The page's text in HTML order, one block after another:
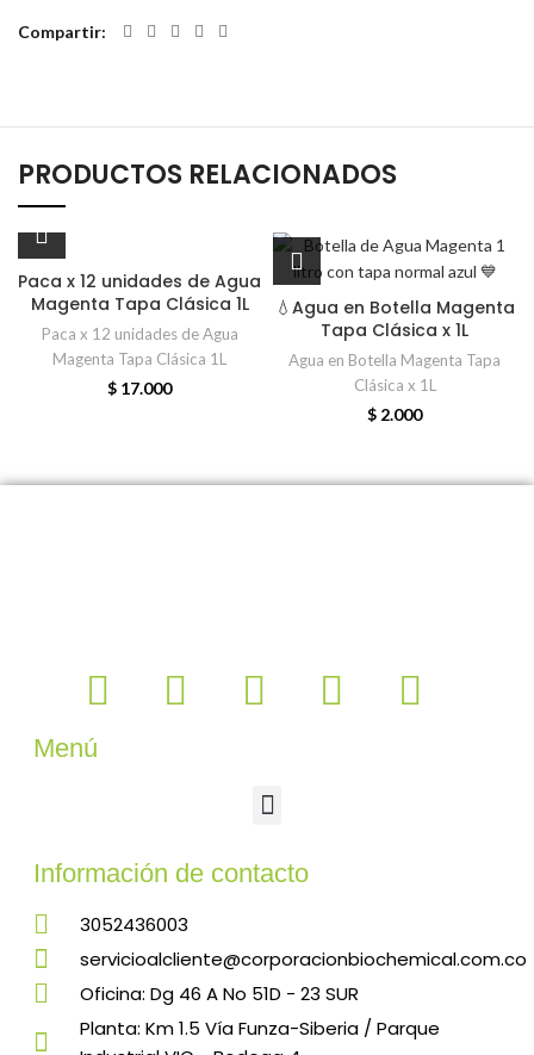
Compartir
PRODUCTOS RELACIONADOS
Paca x 12 unidades de Agua
Magenta Tapa Clásica 1L
Paca x 12 unidades de Agua
Magenta Tapa Clásica 1L
$ 17.000
💧Agua en Botella Magenta
Tapa Clásica x 1L
Agua en Botella Magenta Tapa
Clásica x 1L
$ 2.000
Menú
Información de contacto
3052436003
servicioalcliente@corporacionbiochemical.com.co
Oficina: Dg 46 A No 51D - 23 SUR
Planta: Km 1.5 Vía Funza-Siberia / Parque